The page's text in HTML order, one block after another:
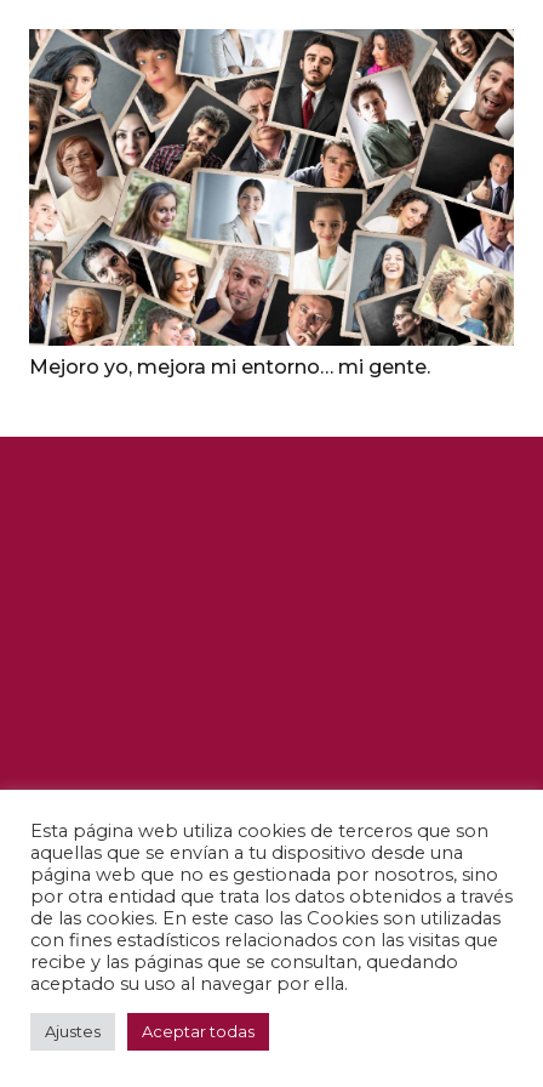
Mejoro yo, mejora mi entorno… mi gente.
Esta página web utiliza cookies de terceros que son
aquellas que se envían a tu dispositivo desde una
página web que no es gestionada por nosotros, sino
por otra entidad que trata los datos obtenidos a través
de las cookies. En este caso las Cookies son utilizadas
con fines estadísticos relacionados con las visitas que
recibe y las páginas que se consultan, quedando
aceptado su uso al navegar por ella.
Ajustes Aceptar todas